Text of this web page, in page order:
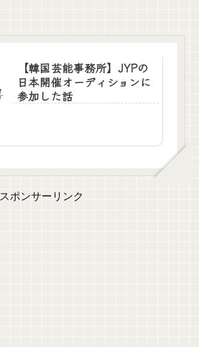
【韓国芸能事務所】JYPの
日本開催オーディションに
参加した話
スポンサーリンク